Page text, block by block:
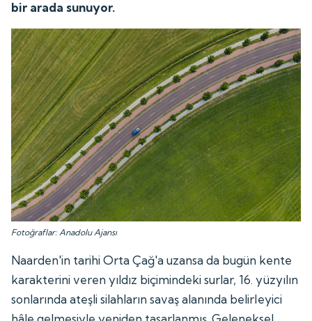
bir arada sunuyor.
Fotoğraflar: Anadolu Ajansı
Naarden'in tarihi Orta Çağ'a uzansa da bugün kente
karakterini veren yıldız biçimindeki surlar, 16. yüzyılın
sonlarında ateşli silahların savaş alanında belirleyici